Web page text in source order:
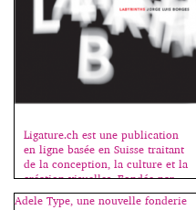
Ligature.ch est une publication
en ligne basée en Suisse traitant
de la conception, la culture et la
création visuelles. Fondée par
Dennis Moya en 2011,
Adele Type, une nouvelle fonderie